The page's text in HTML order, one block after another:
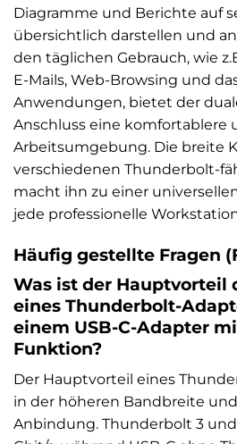
Diagramme und Berichte auf
übersichtlich darstellen und
den täglichen Gebrauch, wie
E-Mails, Web-Browsing und
Anwendungen, bietet der
Anschluss eine komfortablere
Arbeitsumgebung. Die breite
verschiedenen Thunderbolt-
macht ihn zu einer
jede professionelle
Häufig gestellte Fragen
Was ist der Hauptvorteil
eines Thunderbolt-
einem USB-C-Adapter
Funktion?
Der Hauptvorteil eines
in der höheren Bandbreite
Anbindung. Thunderbolt 3